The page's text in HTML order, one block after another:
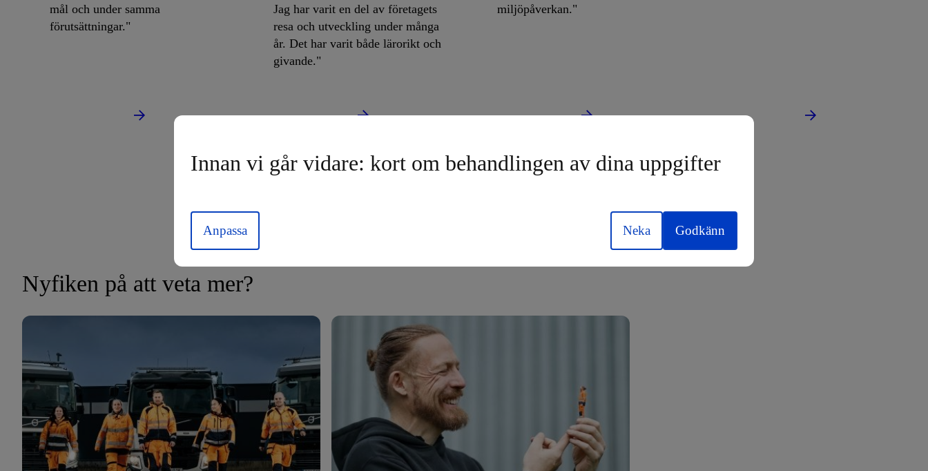
Innan vi går vidare: kort om behandlingen av dina uppgifter
Anpassa Neka Godkänn
mål och under samma
förutsättningar."
Jag har varit en del av företagets
resa och utveckling under många
år. Det har varit både lärorikt och
givande."
miljöpåverkan."
Nyfiken på att veta mer?